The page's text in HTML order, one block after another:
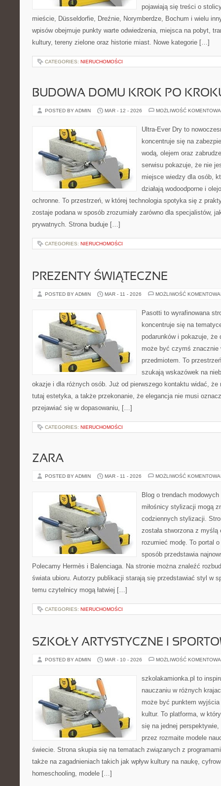
pojawiają się treści o
mieście, Düsseldorfie, Dreźnie, Norymberdze, Bochum i wielu
wpisów obejmuje punkty warte odwiedzenia, miejsca na pobyt,
kultury, tereny zielone oraz historie miast. Nowe kategorie […]
CATEGORIES: NIERUCHOMOŚCI
BUDOWA DOMU KROK PO
POSTED BY ADMIN MAR - 12 - 2026 MOŻLIWOŚĆ
Ultra-Ever Dry to
koncentruje się na
wodą, olejem oraz
serwisu pokazuje, że nie
miejsce wiedzy dla osób,
działają wodoodporne i
ochronne. To przestrzeń, w której technologia spotyka się z
zostaje podana w sposób zrozumiały zarówno dla specjalistów,
prywatnych. Strona buduje […]
CATEGORIES: NIERUCHOMOŚCI
PREZENTY ŚWIĄTECZNE
POSTED BY ADMIN MAR - 11 - 2026 MOŻLIWOŚĆ
Pasotti to wyrafinowana
koncentruje się na
podarunków i pokazuje, że
może być czymś znacznie
przedmiotem. To
szukają wskazówek na
okazje i dla różnych osób. Już od pierwszego kontaktu widać, że
tutaj estetyka, a także przekonanie, że elegancja nie musi
przejawiać się w dopasowaniu, […]
CATEGORIES: NIERUCHOMOŚCI
ZARA
POSTED BY ADMIN MAR - 11 - 2026 MOŻLIWOŚĆ
Blog o trendach
miłośnicy stylizacji mogą
codziennych stylizacji.
została stworzona z
rozumieć modę. To portal
sposób przedstawia
Polecamy Hermès i Balenciaga. Na stronie można znaleźć
świata ubioru. Autorzy publikacji starają się przedstawiać styl w
temu czytelnicy mogą łatwiej […]
CATEGORIES: NIERUCHOMOŚCI
SZKOŁY ARTYSTYCZNE I
POSTED BY ADMIN MAR - 10 - 2026 MOŻLIWOŚĆ
szkolakamionka.pl to
nauczaniu w różnych
może być punktem
kultur. To platforma, w
się na jednej
przez rozmaite modele
świecie. Strona skupia się na tematach związanych z
także na zagadnieniach takich jak wpływ kultury na naukę,
homeschooling, modele […]